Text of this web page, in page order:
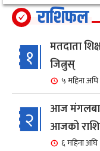
राशिफल
१
मतदाता
जित्नुस्
५ महिना अघि
२
आज
आजको
६ महिना अघि